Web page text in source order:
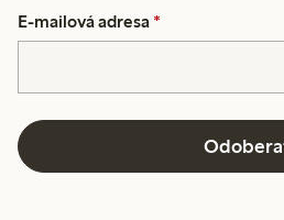
E-mailová adresa *